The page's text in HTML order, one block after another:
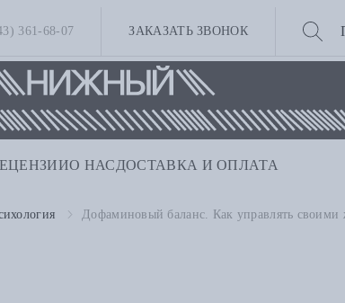
361-68-07 ЗАКАЗАТЬ ЗВОНОК
О НАС ДОСТАВКА И ОПЛАТА
Дофаминовый баланс. Как управлять своими